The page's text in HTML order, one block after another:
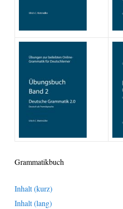
Grammatikbuch
Inhalt (kurz)
Inhalt (lang)